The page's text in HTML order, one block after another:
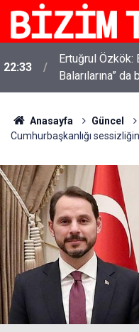
22:33
Ertuğrul Özkök:
Balarılarına”
Anasayfa Güncel
Cumhurbaşkanlığı